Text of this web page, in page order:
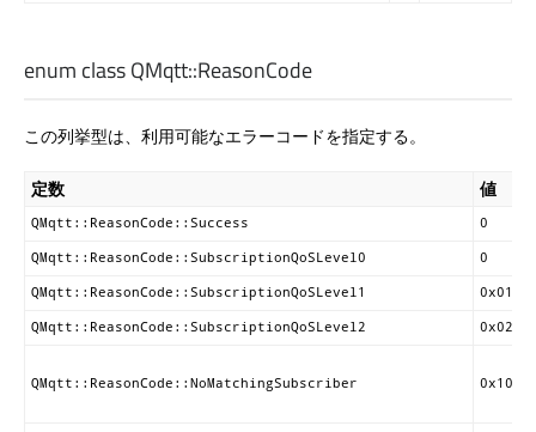
enum class QMqtt::ReasonCode
この列挙型は、利用可能なエラーコードを指定する。
定数 値
QMqtt::ReasonCode::Success 0
QMqtt::ReasonCode::SubscriptionQoSLevel0 0
QMqtt::ReasonCode::SubscriptionQoSLevel1 0x01
QMqtt::ReasonCode::SubscriptionQoSLevel2 0x02
QMqtt::ReasonCode::NoMatchingSubscriber 0x10